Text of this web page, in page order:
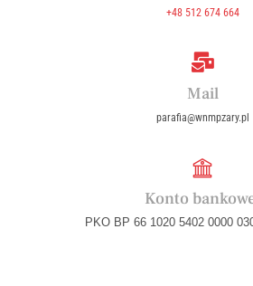
+48 512 674 664
Mail
parafia@wnmpzary.pl
Konto
PKO BP 66 1020 5402 0000